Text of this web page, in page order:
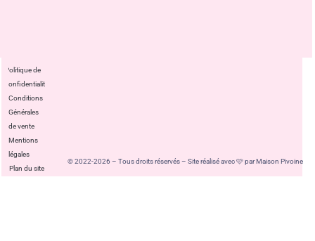
Politique de
confidentialité
Conditions
Générales
de vente
Mentions
légales
Plan du site
© 2022-2026 – Tous droits réservés – Site réalisé avec 🩷 par Maison Pivoine